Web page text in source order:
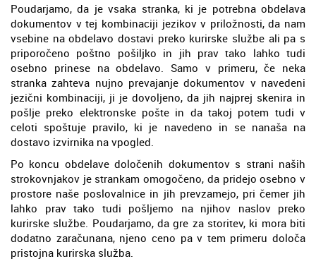
Poudarjamo, da je vsaka stranka, ki je potrebna obdelava
dokumentov v tej kombinaciji jezikov v priložnosti, da nam
vsebine na obdelavo dostavi preko kurirske službe ali pa s
priporočeno poštno pošiljko in jih prav tako lahko tudi
osebno prinese na obdelavo. Samo v primeru, če neka
stranka zahteva nujno prevajanje dokumentov v navedeni
jezični kombinaciji, ji je dovoljeno, da jih najprej skenira in
pošlje preko elektronske pošte in da takoj potem tudi v
celoti spoštuje pravilo, ki je navedeno in se nanaša na
dostavo izvirnika na vpogled.
Po koncu obdelave določenih dokumentov s strani naših
strokovnjakov je strankam omogočeno, da pridejo osebno v
prostore naše poslovalnice in jih prevzamejo, pri čemer jih
lahko prav tako tudi pošljemo na njihov naslov preko
kurirske službe. Poudarjamo, da gre za storitev, ki mora biti
dodatno zaračunana, njeno ceno pa v tem primeru določa
pristojna kurirska služba.